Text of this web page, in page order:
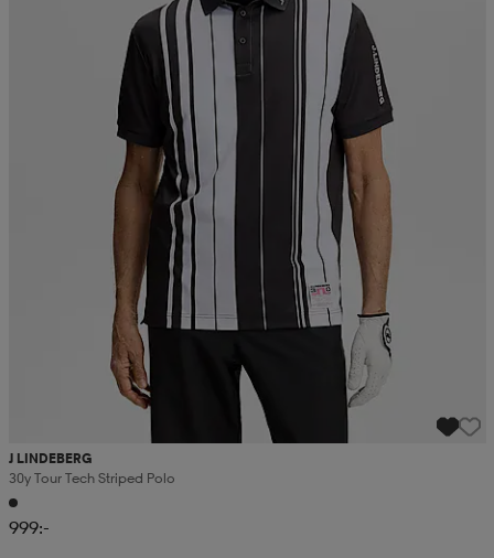
J LINDEBERG
30y Tour Tech Striped Polo
999:-